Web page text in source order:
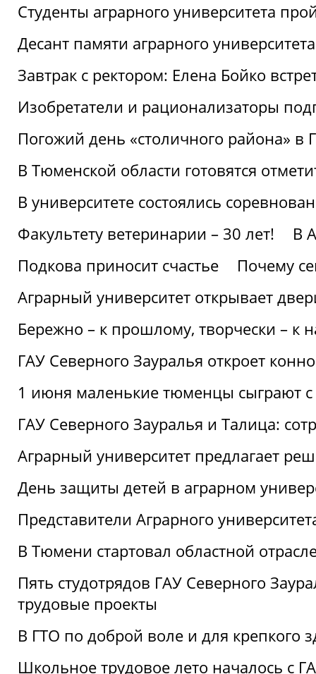
Студенты аграрного университета
Десант памяти аграрного
Завтрак с ректором: Елена Бойко
Изобретатели и рационализаторы
Погожий день «столичного района» в
В Тюменской области готовятся
В университете состоялись
Факультету ветеринарии – 30 лет!
В
Подкова приносит счастье
Почему
Аграрный университет открывает
Бережно – к прошлому, творчески – к
ГАУ Северного Зауралья откроет
1 июня маленькие тюменцы сыграют с
ГАУ Северного Зауралья и Талица:
Аграрный университет предлагает
День защиты детей в аграрном
Представители Аграрного
В Тюмени стартовал областной
Пять студотрядов ГАУ Северного
трудовые проекты
В ГТО по доброй воле и для крепкого
Школьное трудовое лето началось с